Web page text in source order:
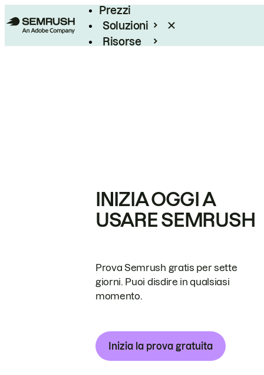
Prezzi
Soluzioni
Risorse
INIZIA OGGI A
USARE SEMRUSH
Prova Semrush gratis per sette
giorni. Puoi disdire in qualsiasi
momento.
Inizia la prova gratuita